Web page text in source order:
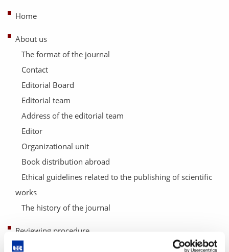
Home
About us
The format of the journal
Contact
Editorial Board
Editorial team
Address of the editorial team
Editor
Organizational unit
Book distribution abroad
Ethical guidelines related to the publishing of scientific
works
The history of the journal
Reviewing procedure
List of reviewers